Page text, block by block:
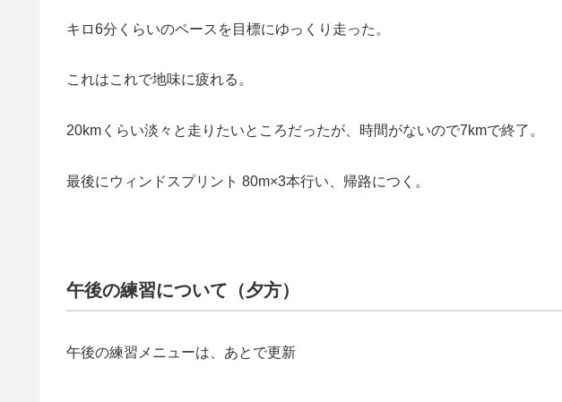
キロ6分くらいのペースを目標にゆっくり走った。
これはこれで地味に疲れる。
20kmくらい淡々と走りたいところだったが、時間がないので7kmで終了。
最後にウィンドスプリント 80m×3本行い、帰路につく。
午後の練習について（夕方）
午後の練習メニューは、あとで更新